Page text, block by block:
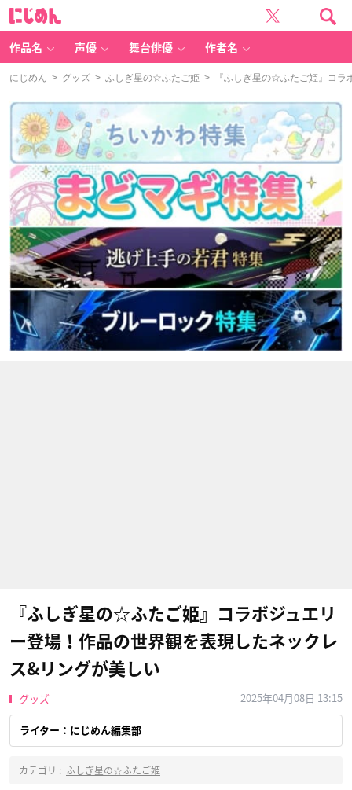
作品名 声優 舞台俳優 作者名
にじめん > グッズ > ふしぎ星の☆ふたご姫 > 『ふしぎ星の☆ふたご姫』コラ
『ふしぎ星の☆ふたご姫』コラボジュエリ
ー登場！作品の世界観を表現したネックレ
ス&リングが美しい
グッズ 2025年04月08日 13:15
ライター：にじめん編集部
カテゴリ : ふしぎ星の☆ふたご姫